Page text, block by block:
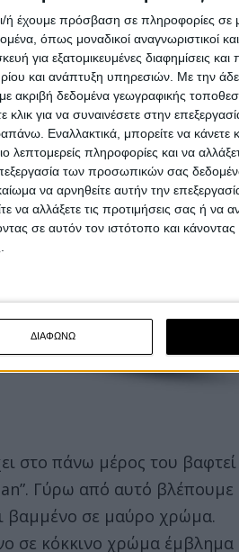
ή έχουμε πρόσβαση σε πληροφορίες
όπως μοναδικοί αναγνωριστικοί
για εξατομικευμένες διαφημίσεις και
και ανάπτυξη υπηρεσιών. Με την
ακριβή δεδομένα γεωγραφικής
για να συναινέσετε στην
Εναλλακτικά, μπορείτε να κάνετε
πληροφορίες και να
των προσωπικών σας
να αρνηθείτε αυτήν την
να αλλάξετε τις προτιμήσεις σας ή να
σε αυτόν τον ιστότοπο και κάνοντας
ΔΙΑΦΩΝΩ
στο πάνω μέρος του βαφτεί
Γύρω από αυτό βλέπουμε
βαμμένο σε μαύρο χρώμα.
σε κόκκινο χρώμα έμβλημα